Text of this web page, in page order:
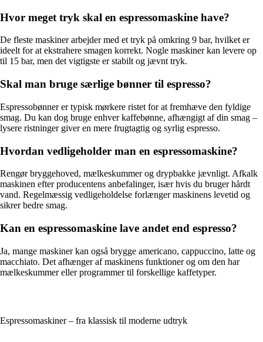
Hvor meget tryk skal en espressomaskine have?
De fleste maskiner arbejder med et tryk på omkring 9 bar, hvilket er
ideelt for at ekstrahere smagen korrekt. Nogle maskiner kan levere op
til 15 bar, men det vigtigste er stabilt og jævnt tryk.
Skal man bruge særlige bønner til espresso?
Espressobønner er typisk mørkere ristet for at fremhæve den fyldige
smag. Du kan dog bruge enhver kaffebønne, afhængigt af din smag –
lysere ristninger giver en mere frugtagtig og syrlig espresso.
Hvordan vedligeholder man en espressomaskine?
Rengør bryggehoved, mælkeskummer og drypbakke jævnligt. Afkalk
maskinen efter producentens anbefalinger, især hvis du bruger hårdt
vand. Regelmæssig vedligeholdelse forlænger maskinens levetid og
sikrer bedre smag.
Kan en espressomaskine lave andet end espresso?
Ja, mange maskiner kan også brygge americano, cappuccino, latte og
macchiato. Det afhænger af maskinens funktioner og om den har
mælkeskummer eller programmer til forskellige kaffetyper.
Espressomaskiner – fra klassisk til moderne udtryk